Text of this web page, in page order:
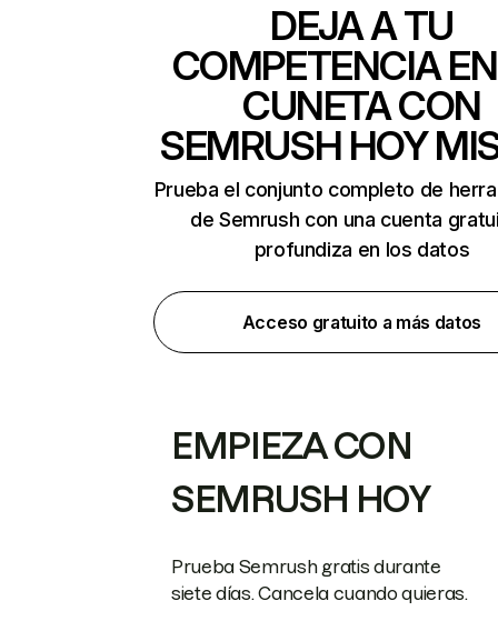
DEJA A TU
COMPETENCIA
CUNETA CON
SEMRUSH HOY
Prueba el conjunto completo de
de Semrush con una cuenta
profundiza en los datos
Acceso gratuito a más datos
EMPIEZA CON
SEMRUSH HOY
Prueba Semrush gratis durante
siete días. Cancela cuando quieras.